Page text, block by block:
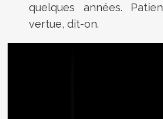
quelques années.
vertue, dit-on.